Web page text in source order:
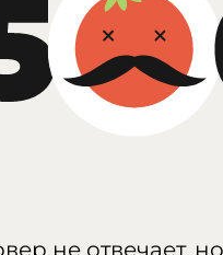
не отвечает,